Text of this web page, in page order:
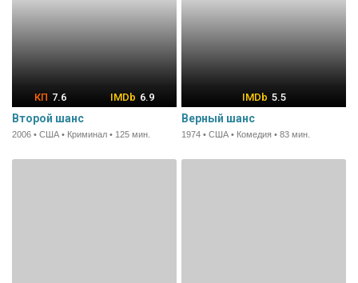
7.6 6.9
Второй шанс
2006 • США • Криминал • 125 мин.
5.5
Верный шанс
1974 • США • Комедия • 83 мин.